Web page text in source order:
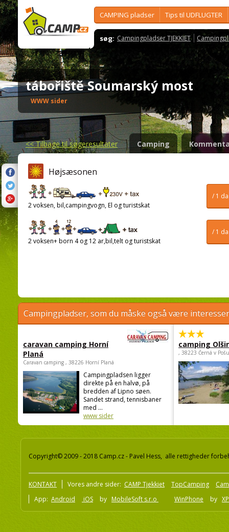
CAMPING pladser Tips til UDFLUGTER
søg: Campingpladser TJEKKIET
tábořiště Soumarský most
WWW sider
<<Tilbage til søgeresultater Camping
Højsæsonen
/ 1
2 voksen, bil,campingvogn, El og turistskat
/ 1
2 voksen+ born 4 og 12 ar,bil,telt og turistskat
Campingpladser, som du måske også være
caravan camping Horní
Planá
Caravan camping , 38226 Horní Planá
Campingpladsen ligger
direkte på en halvø, på
bredden af Lipno søen.
Sandet strand, tennisbaner
med ...
www sider
camping
, 38223 Černá v
Copyright© 2009 - 2018 Camp.cz - Pavel Hess, alle rettigheder
KONTAKT Vores andre sider: CAMP Tjekkiet TopCamping
App: Android iOS by MobileSoft s.r.o WinPhone by